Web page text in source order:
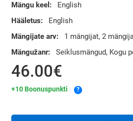
Mängu keel:
English
Hääletus:
English
Mängijate arv:
1 mängijat, 2
Mängužanr:
Seiklusmängud, Kogu
46.00€
+10 Boonuspunkti ?